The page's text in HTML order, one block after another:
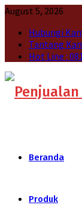
August 5, 2026
Hubungi
Tantang
Hot Line :
Beranda
Produk